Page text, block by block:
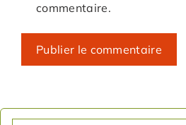
commentaire.